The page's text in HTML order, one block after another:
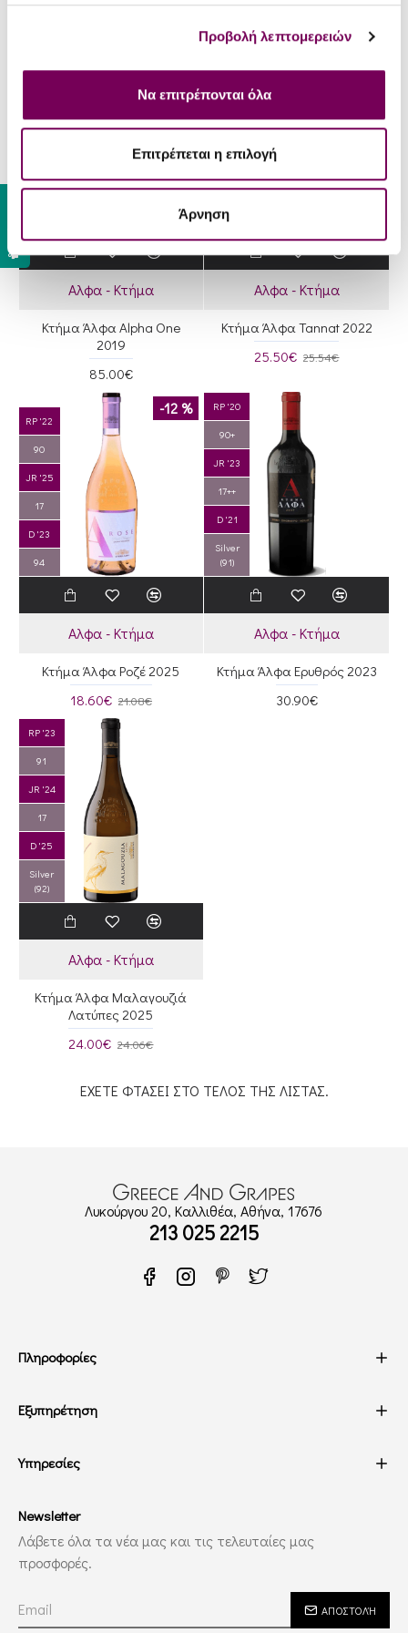
Προβολή λεπτομερειών
Να επιτρέπονται όλα
Επιτρέπεται η επιλογή
Άρνηση
JR '18
D '11
Αλφα - Κτήμα
Κτήμα Άλφα Alpha One
2019
85.00€
RP '19
JR '18
,2020
Αλφα - Κτήμα
Κτήμα Άλφα Tannat 2022
25.50€ 25.54€
RP '22
90
JR '25
17
D '23
94
-12 %
Αλφα - Κτήμα
Κτήμα Άλφα Ροζέ 2025
18.60€ 21.08€
RP '20
90+
JR '23
17++
D '21
Silver
(91)
Αλφα - Κτήμα
Κτήμα Άλφα Ερυθρός 2023
30.90€
RP '23
91
JR '24
17
D '25
Silver
(92)
Αλφα - Κτήμα
Κτήμα Άλφα Μαλαγουζιά
Λατύπες 2025
24.00€ 24.06€
ΕΧΕΤΕ ΦΤΑΣΕΙ ΣΤΟ ΤΕΛΟΣ ΤΗΣ ΛΙΣΤΑΣ.
Λυκούργου 20, Καλλιθέα, Αθήνα, 17676
213 025 2215
Πληροφορίες
Εξυπηρέτηση
Υπηρεσίες
Newsletter
Λάβετε όλα τα νέα μας και τις τελευταίες μας
προσφορές.
ΑΠΟΣΤΟΛΉ